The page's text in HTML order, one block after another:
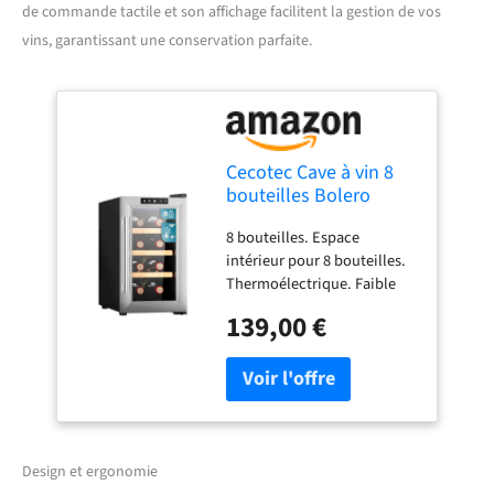
de commande tactile et son affichage facilitent la gestion de vos
vins, garantissant une conservation parfaite.
Cecotec Cave à vin 8
bouteilles Bolero
CoolWood,
Thermoélectrique,
Faible niveau sonore
et haute performance,
Température réglable :
8-18°C, Panneau de
commande tactile,
Affichage
8 bouteilles. Espace
intérieur pour 8 bouteilles.
Thermoélectrique. Faible
performance. Refroidit
mieux et plus rapidement,
et ne vous inquiétez pas des
bruits gênants. Très
silencieux : 35 dB. Très
139,00 €
Design et ergonomie